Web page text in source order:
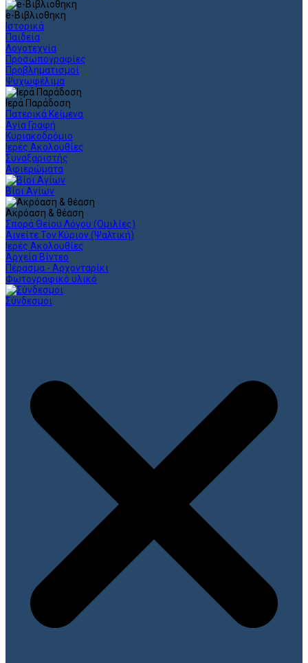
e-Βιβλιοθηκη
Ιστορικά
Παιδεία
Λογοτεχνία
Προσωπογραφίες
Προβληματισμοί
Ψυχωφέλιμα
Ιερά Παράδοση
Πατερικά Κείμενα
Αγία Γραφή
Κυριακοδρόμιο
Ιερές Ακολουθίες
Συναξαριστής
Αφιερώματα
Βίοι Αγίων
Ακρόαση & θέαση
Σπορά Θείου Λόγου (Ομιλίες)
Αινείτε Τον Κύριον (Ψαλτική)
Ιερές Ακολουθίες
Αρχεία Βίντεο
Πέρασμα - Αρχονταρίκι
Φωτογραφικό υλικό
Σύνδεσμοι